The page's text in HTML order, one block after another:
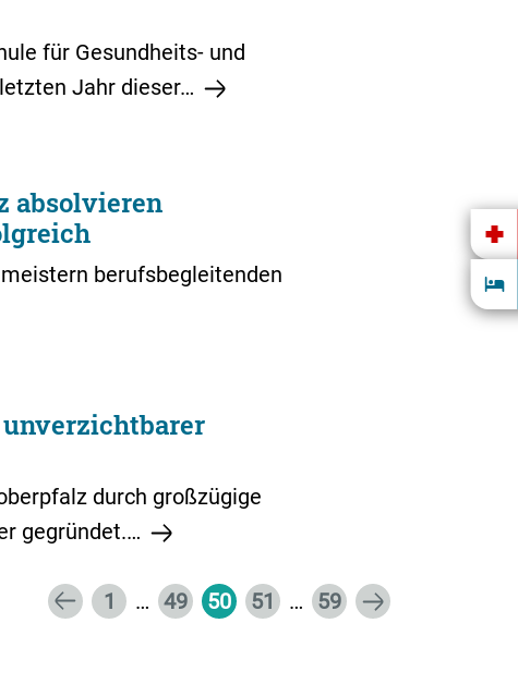
für Gesundheits- und
Jahr dieser…
absolvieren
berufsbegleitenden
durch großzügige
gegründet.…
1 … 49 50 51 … 59